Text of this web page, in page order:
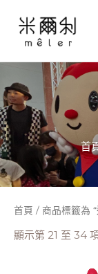
要
內
容
首
首頁 / 商品標籤為
顯示第 21 至 34